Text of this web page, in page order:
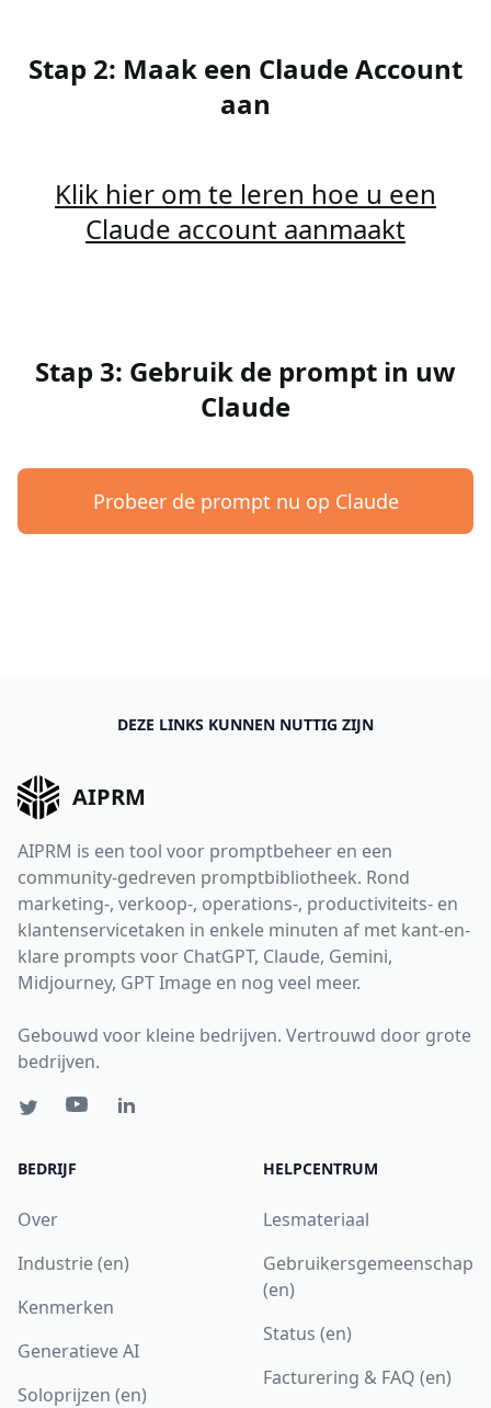
Stap 2: Maak een Claude Account
aan
Klik hier om te leren hoe u een
Claude account aanmaakt
Stap 3: Gebruik de prompt in uw
Claude
Probeer de prompt nu op Claude
DEZE LINKS KUNNEN NUTTIG ZIJN
AIPRM
AIPRM is een tool voor promptbeheer en een
community-gedreven promptbibliotheek. Rond
marketing-, verkoop-, operations-, productiviteits- en
klantenservicetaken in enkele minuten af met kant-en-
klare prompts voor ChatGPT, Claude, Gemini,
Midjourney, GPT Image en nog veel meer.
Gebouwd voor kleine bedrijven. Vertrouwd door grote
bedrijven.
BEDRIJF
Over
Industrie (en)
Kenmerken
Generatieve AI
Soloprijzen (en)
HELPCENTRUM
Lesmateriaal
Gebruikersgemeenschap
(en)
Status (en)
Facturering & FAQ (en)